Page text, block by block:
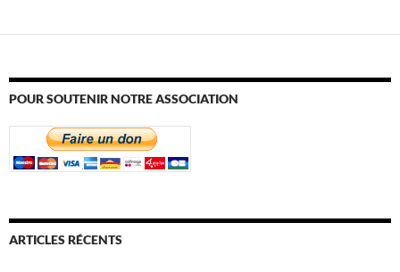
POUR SOUTENIR NOTRE ASSOCIATION
ARTICLES RÉCENTS